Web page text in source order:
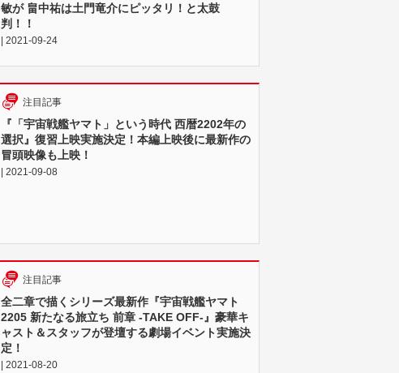
敏が 畠中祐は土門竜介にピッタリ！と太鼓
判！！
| 2021-09-24
注目記事
『「宇宙戦艦ヤマト」という時代 西暦2202年の
選択』復習上映実施決定！本編上映後に最新作の
冒頭映像も上映！
| 2021-09-08
注目記事
全二章で描くシリーズ最新作『宇宙戦艦ヤマト
2205 新たなる旅立ち 前章 -TAKE OFF-』豪華キ
ャスト＆スタッフが登壇する劇場イベント実施決
定！
| 2021-08-20